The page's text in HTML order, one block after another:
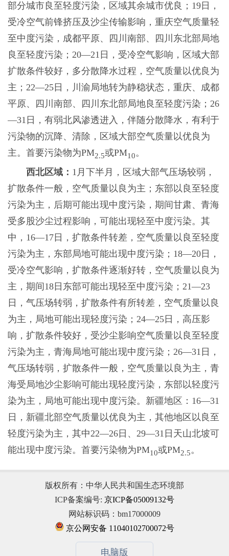
部分城市良至轻度污染，区域其余城市优良；19日，
受冷空气前锋挤压及沙尘传输影响，重庆空气质量轻
至中度污染，成都平原、四川南部、四川东北部局地
良至轻度污染；20—21日，受冷空气影响，区域大部
扩散条件较好，多分散降水过程，空气质量以优良为
主；22—25日，川渝局地转为静稳状态，重庆、成都
平原、四川南部、四川东北部局地良至轻度污染；26
—31日，有弱北风渗透进入，伴随分散降水，有利于
污染物的沉降、清除，区域大部空气质量以优良为
主。首要污染物为PM2.5或PM10。
西北区域： 1月下半月，区域大部气压场较弱，
扩散条件一般，空气质量以良为主；东部以良至轻度
污染为主，后期可能出现中度污染，期间甘肃、青海
受多股沙尘过程影响，可能出现轻至中度污染。其
中，16—17日，扩散条件转差，空气质量以良至轻度
污染为主，东部局地可能出现中度污染；18—20日，
受冷空气影响，扩散条件逐渐好转，空气质量以良为
主，期间18日东部可能出现轻至中度污染；21—23
日，气压场转弱，扩散条件有所转差，空气质量以良
为主，局地可能出现轻度污染；24—25日，高压影
响，扩散条件较好，受沙尘影响空气质量以良至轻度
污染为主，青海局地可能出现中度污染；26—31日，
气压场转弱，扩散条件一般，空气质量以良为主，青
海受局地沙尘影响可能出现轻度污染，东部以轻度污
染为主，局地可能出现中度污染。新疆地区：16—31
日，新疆北部空气质量以优良为主，其他地区以良至
轻度污染为主，其中22—26日、29—31日天山北坡可
能出现中度污染。首要污染物为PM10或PM2.5。
版权所有：中华人民共和国生态环境部
ICP备案编号: 京ICP备05009132号
网站标识码：bm17000009
京公网安备 11040102700072号
电脑版